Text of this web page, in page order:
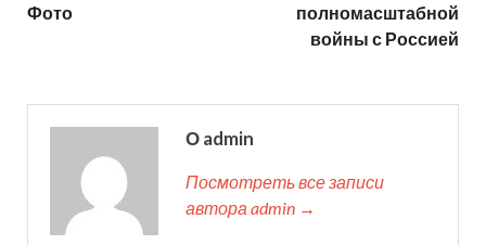
Фото
полномасштабной
войны с Россией
О admin
Посмотреть все записи
автора admin →